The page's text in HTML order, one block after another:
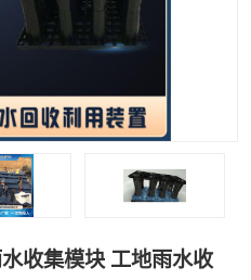
收集模块 工地雨水收
门式冲洗装置
浅层砂过滤装置
柔性截污